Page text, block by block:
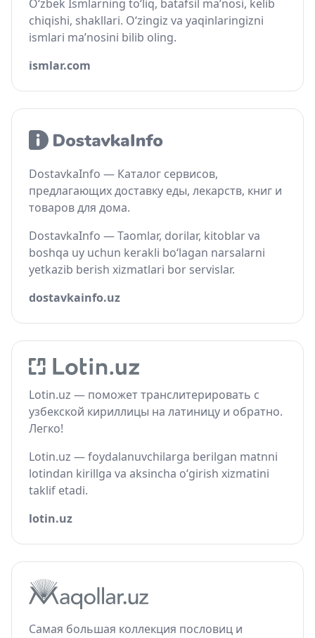
O‘zbek Ismlarning to‘liq, batafsil ma’nosi, kelib
chiqishi, shakllari. O‘zingiz va yaqinlaringizni
ismlari ma’nosini bilib oling.
ismlar.com
DostavkaInfo — Каталог сервисов,
предлагающих доставку еды, лекарств, книг и
товаров для дома.
DostavkaInfo — Taomlar, dorilar, kitoblar va
boshqa uy uchun kerakli bo‘lagan narsalarni
yetkazib berish xizmatlari bor servislar.
dostavkainfo.uz
Lotin.uz — поможет транслитерировать с
узбекской кириллицы на латиницу и обратно.
Легко!
Lotin.uz — foydalanuvchilarga berilgan matnni
lotindan kirillga va aksincha o‘girish xizmatini
taklif etadi.
lotin.uz
Самая большая коллекция пословиц и